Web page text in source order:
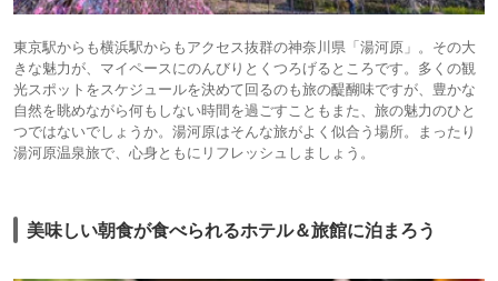
東京駅からも横浜駅からもアクセス抜群の神奈川県「湯河原」。その大
きな魅力が、マイペースにのんびりとくつろげるところです。多くの観
光スポットをスケジュールを決めて回るのも旅の醍醐味ですが、豊かな
自然を眺めながら何もしない時間を過ごすこともまた、旅の魅力のひと
つではないでしょうか。湯河原はそんな旅がよく似合う場所。まったり
湯河原温泉旅で、心身ともにリフレッシュしましょう。
美味しい朝食が食べられるホテル＆旅館に泊まろう